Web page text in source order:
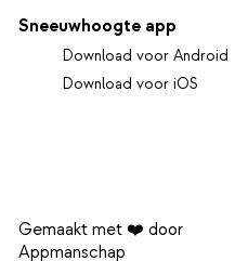
Sneeuwhoogte app
Download voor Android
Download voor iOS
Gemaakt met ❤️ door
Appmanschap